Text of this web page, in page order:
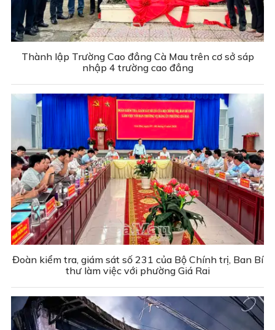
Thành lập Trường Cao đẳng Cà Mau trên cơ sở sáp
nhập 4 trường cao đẳng
Đoàn kiểm tra, giám sát số 231 của Bộ Chính trị, Ban Bí
thư làm việc với phường Giá Rai